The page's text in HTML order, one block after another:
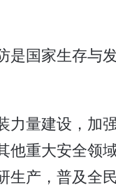
国家生存与
力量建设，加
他重大安全领
生产，普及全